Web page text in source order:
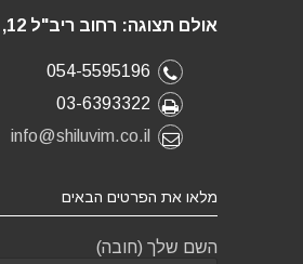
אולם תצוגה: רחוב ריב"ל 12, תל אביב.
054-5595196
03-6393322
info@shiluvim.co.il
מלאו את הפרטים הבאים
השם שלך (חובה)